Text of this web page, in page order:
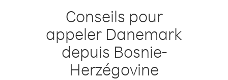
Conseils pour
appeler Danemark
depuis Bosnie-
Herzégovine